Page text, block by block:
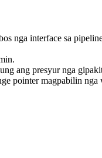
nga interface sa
ang presyur nga
pointer magpabilin